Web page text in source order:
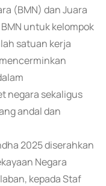
(BMN) dan Juara
untuk kelompok
satuan kerja
negara sekaligus
andal dan
2025 diserahkan
Negara
kepada Staf